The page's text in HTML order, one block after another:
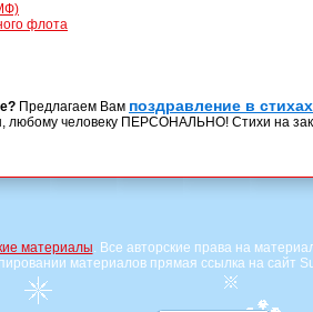
флота
Предлагаем Вам поздравление в
любому человеку ПЕРСОНАЛЬНО! Стихи на
материалы. Все авторские права на
материалов прямая ссылка на сайт